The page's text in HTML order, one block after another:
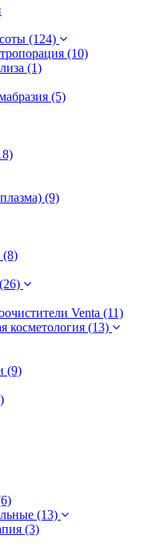
(124)
(10)
(1)
(5)
(9)
(8)
Venta (11)
косметология (13)
(9)
(13)
(3)